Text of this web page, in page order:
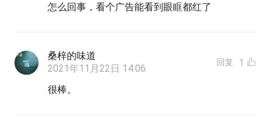
怎么回事，看个广告能看到眼眶都红了
桑梓的味道
2021年11月22日 14:06
回复 1
很棒。